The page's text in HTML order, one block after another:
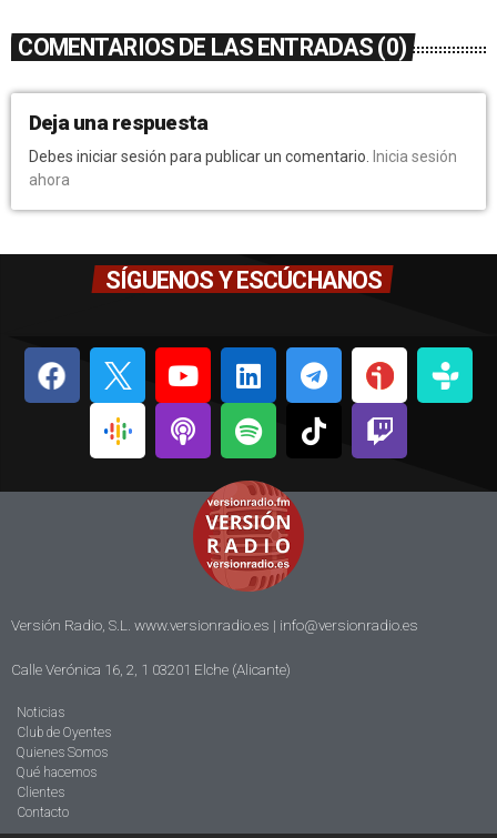
COMENTARIOS DE LAS ENTRADAS (0)
Deja una respuesta
Debes iniciar sesión para publicar un comentario. Inicia sesión
ahora
SÍGUENOS Y ESCÚCHANOS
Versión Radio, S.L. www.versionradio.es | info@versionradio.es
Calle Verónica 16, 2, 1 03201 Elche (Alicante)
Noticias
Club de Oyentes
Quienes Somos
Qué hacemos
Clientes
Contacto